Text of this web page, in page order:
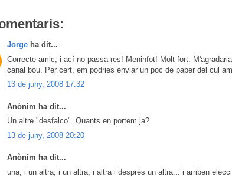
Jorge ha dit...
Correcte amic, i ací no passa res! Meninfot! Molt fort.
canal bou. Per cert, em podries enviar un poc de paper del cul
13 de juny, 2008 17:32
Anònim ha dit...
Un altre "desfalco". Quants en portem ja?
13 de juny, 2008 20:20
Anònim ha dit...
una, i un altra, i un altra, i altra i després un altra... i arriben